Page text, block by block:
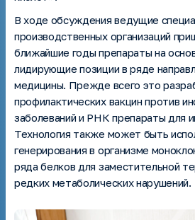
В ходе обсуждения ведущие
производственных организаций
ближайшие годы препараты на
лидирующие позиции в ряде
медицины. Прежде всего это
профилактических вакцин против
заболеваний и РНК препараты для
Технология также может быть
генерирования в организме
ряда белков для заместительной
редких метаболических нарушений.